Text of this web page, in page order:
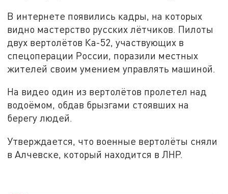
В интернете появились кадры, на которых
видно мастерство русских лётчиков. Пилоты
двух вертолётов Ка-52, участвующих в
спецоперации России, поразили местных
жителей своим умением управлять машиной.
На видео один из вертолётов пролетел над
водоёмом, обдав брызгами стоявших на
берегу людей.
Утверждается, что военные вертолёты сняли
в Алчевске, который находится в ЛНР.